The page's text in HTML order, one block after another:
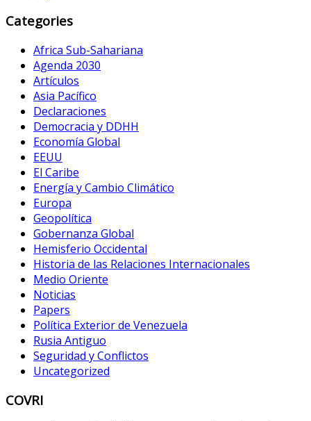
Categories
Africa Sub-Sahariana
Agenda 2030
Artículos
Asia Pacífico
Declaraciones
Democracia y DDHH
Economía Global
EEUU
El Caribe
Energía y Cambio Climático
Europa
Geopolítica
Gobernanza Global
Hemisferio Occidental
Historia de las Relaciones Internacionales
Medio Oriente
Noticias
Papers
Política Exterior de Venezuela
Rusia Antiguo
Seguridad y Conflictos
Uncategorized
COVRI